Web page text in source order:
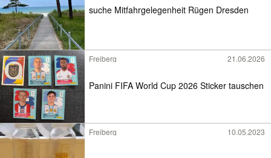
suche Mitfahrgelegenheit Rügen Dresden
Freiberg 21.06.2026
Panini FIFA World Cup 2026 Sticker tauschen
Freiberg 10.05.2023